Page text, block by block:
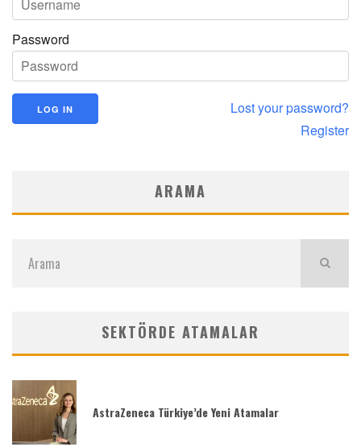
Password
Lost your password?
Register
ARAMA
SEKTÖRDE ATAMALAR
AstraZeneca Türkiye’de Yeni Atamalar